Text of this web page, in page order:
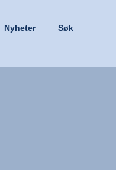
Nyheter Søk